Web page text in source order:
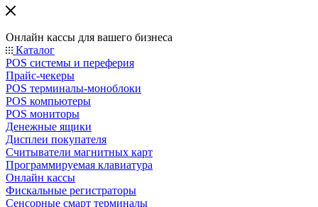
Онлайн кассы для вашего бизнеса
Каталог
POS системы и переферия
Прайс-чекеры
POS терминалы-моноблоки
POS компьютеры
POS мониторы
Денежные ящики
Дисплеи покупателя
Считыватели магнитных карт
Программируемая клавиатура
Онлайн кассы
Фискальные регистраторы
Сенсорные смарт терминалы